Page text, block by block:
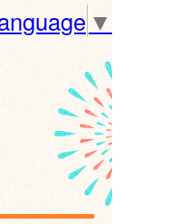
▼